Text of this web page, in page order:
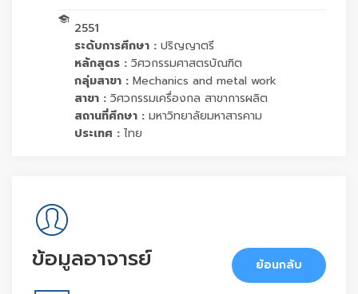
2551
ระดับการศึกษา : ปริญญาตรี
หลักสูตร : วิศวกรรมศาสตรบัณฑิต
กลุ่มสาขา : Mechanics and metal work
สาขา : วิศวกรรมเครื่องกล สาขาการผลิต
สถานที่ศึกษา : มหาวิทยาลัยมหาสารคาม
ประเทศ : ไทย
ข้อมูลอาจารย์ ย้อนกลับ